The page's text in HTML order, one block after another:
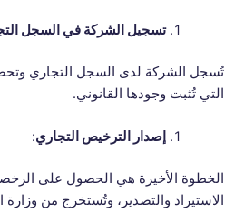
تسجيل الشركة في السجل
تُسجل الشركة لدى السجل التجاري
التي تُثبت وجودها القانوني.
إصدار الترخيص التجاري:
الخطوة الأخيرة هي الحصول على
الاستيراد والتصدير، وتُستخرج من وزارة